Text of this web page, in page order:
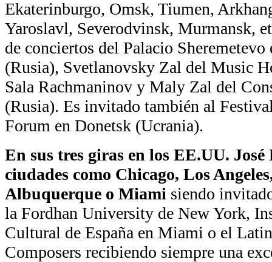
Ekaterinburgo, Omsk, Tiumen,
Yaroslavl, Severodvinsk, Murmansk,
de conciertos del Palacio Sheremetevo
(Rusia), Svetlanovsky Zal del Music
Sala Rachmaninov y Maly Zal del
(Rusia). Es invitado también al
Forum en Donetsk (Ucrania).
En sus tres giras en los EE.UU.
ciudades como Chicago, Los
Albuquerque o Miami siendo
la Fordhan University de New York,
Cultural de España en Miami o el
Composers recibiendo siempre una